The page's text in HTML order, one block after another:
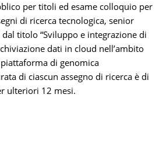
per titoli ed esame colloquio per
di ricerca tecnologica, senior
dal titolo “Sviluppo e integrazione di
dati in cloud nell’ambito
di genomica
di ciascun assegno di ricerca è di
ulteriori 12 mesi.